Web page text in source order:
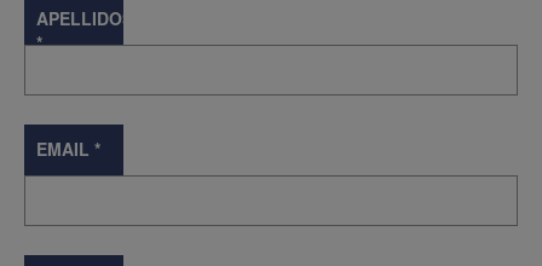
APELLIDOS
*
EMAIL *